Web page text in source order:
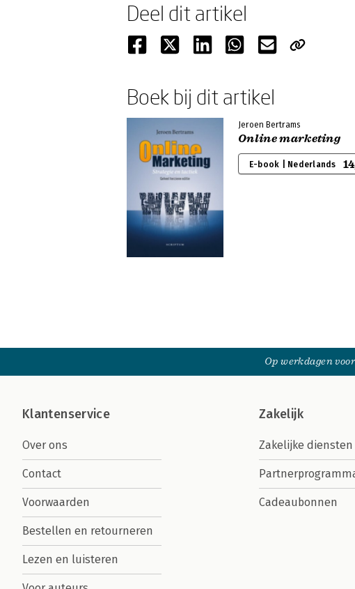
Deel dit artikel
Boek bij dit artikel
Jeroen Bertrams
Online marketing
E-book | Nederlands
Op werkdagen
Klantenservice
Over ons
Contact
Voorwaarden
Bestellen en retourneren
Lezen en luisteren
Zakelijk
Zakelijke diensten
Cadeaubonnen